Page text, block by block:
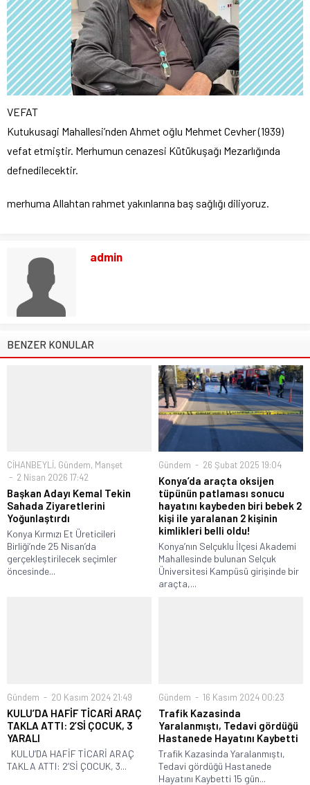
VEFAT
Kutukusagi Mahallesi’nden Ahmet oğlu Mehmet Cevher (1939)
vefat etmiştir. Merhumun cenazesi Kütükuşağı Mezarlığında
defnedilecektir.
merhuma Allahtan rahmet yakınlarına baş sağlığı diliyoruz.
admin
BENZER KONULAR
CİHANBEYLİ, Gündem, Manşet
2 Nisan 2026 17:42
Başkan Adayı Kemal Tekin
Sahada Ziyaretlerini
Yoğunlaştırdı
Konya Kırmızı Et Üreticileri
Birliği’nde 25 Nisan’da
gerçekleştirilecek seçimler
öncesinde...
Gündem 26 Şubat 2025 19:04
Konya’da araçta oksijen
tüpünün patlaması sonucu
hayatını kaybeden biri bebek 2
kişi ile yaralanan 2 kişinin
kimlikleri belli oldu!
Konya’nın Selçuklu İlçesi Akademi
Mahallesinde bulunan Selçuk
Üniversitesi Kampüsü girişinde bir
araçta,...
Gündem 20 Kasım 2024 21:49
KULU’DA HAFİF TİCARİ ARAÇ
TAKLA ATTI: 2’Sİ ÇOCUK, 3
YARALI
KULU’DA HAFİF TİCARİ ARAÇ
TAKLA ATTI: 2’Sİ ÇOCUK, 3...
Gündem 16 Kasım 2024 00:23
Trafik Kazasinda
Yaralanmıştı, Tedavi gördüğü
Hastanede Hayatını Kaybetti
Trafik Kazasinda Yaralanmıştı,
Tedavi gördüğü Hastanede
Hayatını Kaybetti 15 gün...